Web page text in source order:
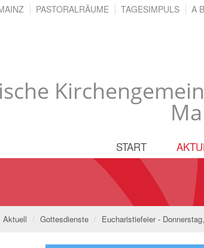
PASTORALRÄUME TAGESIMPULS A
START
Aktuell Gottesdienste Eucharistiefeier -